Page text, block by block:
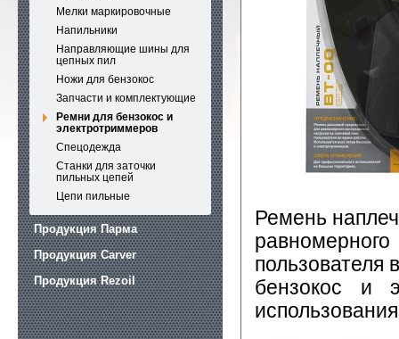
Мелки маркировочные
Напильники
Направляющие шины для
цепных пил
Ножи для бензокос
Запчасти и комплектующие
Ремни для бензокос и
электротриммеров
Спецодежда
Станки для заточки
пильных цепей
Цепи пильные
Продукция Парма
Продукция Carver
Продукция Rezoil
Ремень
пользователя
бензокос и